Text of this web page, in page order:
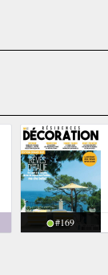
#169